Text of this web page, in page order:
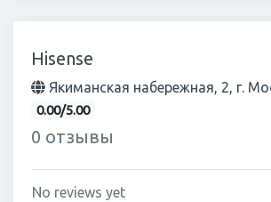
Hisense
Якиманская набережная, 2, г.
0.00/5.00
0 отзывы
No reviews yet